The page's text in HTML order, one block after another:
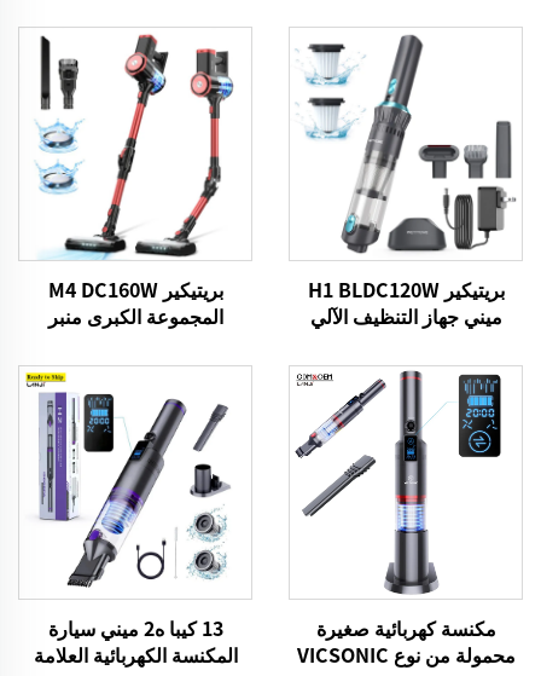
بريتيكير H1 BLDC120W
ميني جهاز التنظيف الآلي
بريتيكير M4 DC160W
المجموعة الكبرى منبر
منزل الأرضية السجادة
مكنسة كهربائية صغيرة
محمولة من نوع VICSONIC
13 كيبا ه2 ميني سيارة
المكنسة الكهربائية العلامة